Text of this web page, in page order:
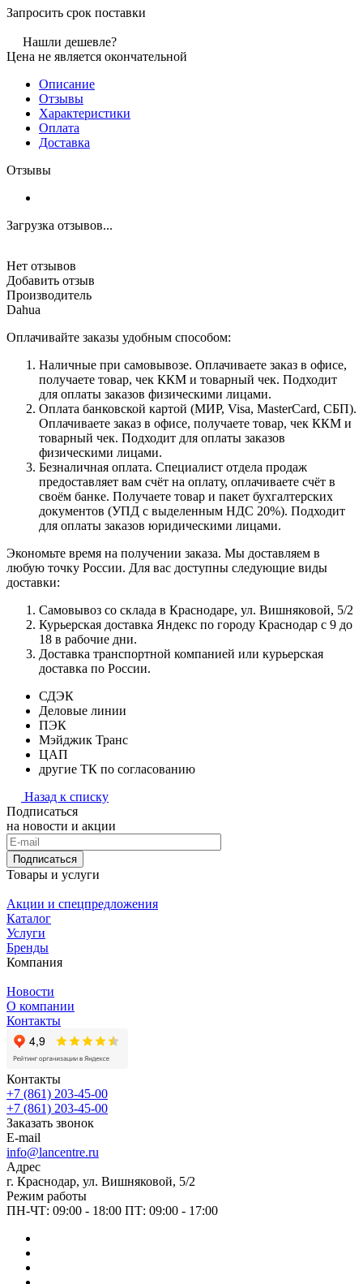
Запросить срок поставки
Нашли дешевле?
Цена не является окончательной
Описание
Отзывы
Характеристики
Оплата
Доставка
Отзывы
Загрузка отзывов...
Нет отзывов
Добавить отзыв
Производитель
Dahua
Оплачивайте заказы удобным способом:
Наличные при самовывозе. Оплачиваете заказ в офисе,
получаете товар, чек ККМ и товарный чек. Подходит
для оплаты заказов физическими лицами.
Оплата банковской картой (МИР, Visa, MasterCard, СБП).
Оплачиваете заказ в офисе, получаете товар, чек ККМ и
товарный чек. Подходит для оплаты заказов
физическими лицами.
Безналичная оплата. Специалист отдела продаж
предоставляет вам счёт на оплату, оплачиваете счёт в
своём банке. Получаете товар и пакет бухгалтерских
документов (УПД с выделенным НДС 20%). Подходит
для оплаты заказов юридическими лицами.
Экономьте время на получении заказа. Мы доставляем в
любую точку России. Для вас доступны следующие виды
доставки:
Самовывоз со склада в Краснодаре, ул. Вишняковой, 5/2
Курьерская доставка Яндекс по городу Краснодар с 9 до
18 в рабочие дни.
Доставка транспортной компанией или курьерская
доставка по России.
СДЭК
Деловые линии
ПЭК
Мэйджик Транс
ЦАП
другие ТК по согласованию
Назад к списку
Подписаться
на новости и акции
Подписаться
Товары и услуги
Акции и спецпредложения
Каталог
Услуги
Бренды
Компания
Новости
О компании
Контакты
Контакты
+7 (861) 203-45-00
+7 (861) 203-45-00
Заказать звонок
E-mail
info@lancentre.ru
Адрес
г. Краснодар, ул. Вишняковой, 5/2
Режим работы
ПН-ЧТ: 09:00 - 18:00 ПТ: 09:00 - 17:00